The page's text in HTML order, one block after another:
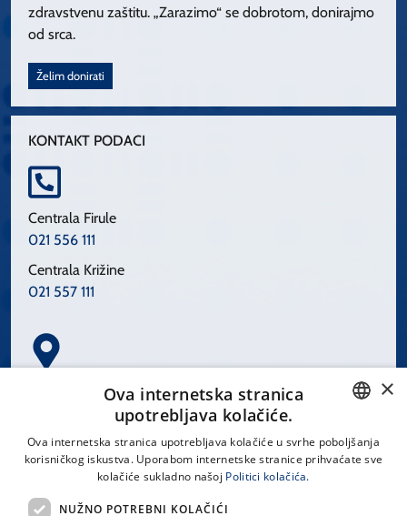
zdravstvenu zaštitu. „Zarazimo“ se dobrotom, donirajmo
od srca.
Želim donirati
KONTAKT PODACI
Centrala Firule
021 556 111
Centrala Križine
021 557 111
Spinčićeva 1, 21000 Split
CROATIAN
×
Ova internetska stranica
upotrebljava kolačiće.
Ova internetska stranica upotrebljava kolačiće u svrhe poboljšanja
korisničkog iskustva. Uporabom internetske stranice prihvaćate sve
kolačiće sukladno našoj Politici kolačića.
NUŽNO POTREBNI KOLAČIĆI